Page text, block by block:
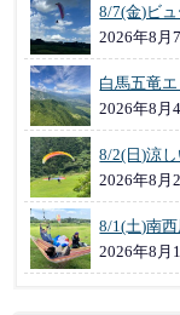
8/7(金)ビ
2026年8月
白馬五竜
2026年8月
8/2(日)涼
2026年8月
8/1(土)南
2026年8月